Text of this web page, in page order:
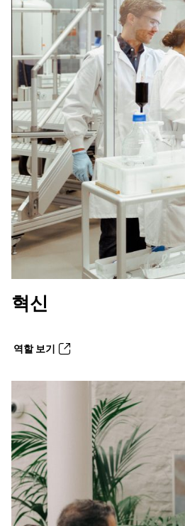
혁신
역할 보기